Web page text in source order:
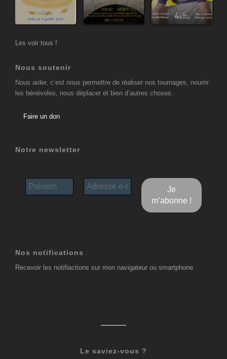
Les voir tous !
Nous soutenir
Nous aider, c’est nous permettre de réaliser nos tournages, nourrir
les bénévoles, nous déplacer et bien d’autres choses.
Faire un don
Notre newsletter
Nos notifications
Recevoir les notifiactions sur mon navigateur ou smartphone
Le saviez-vous ?